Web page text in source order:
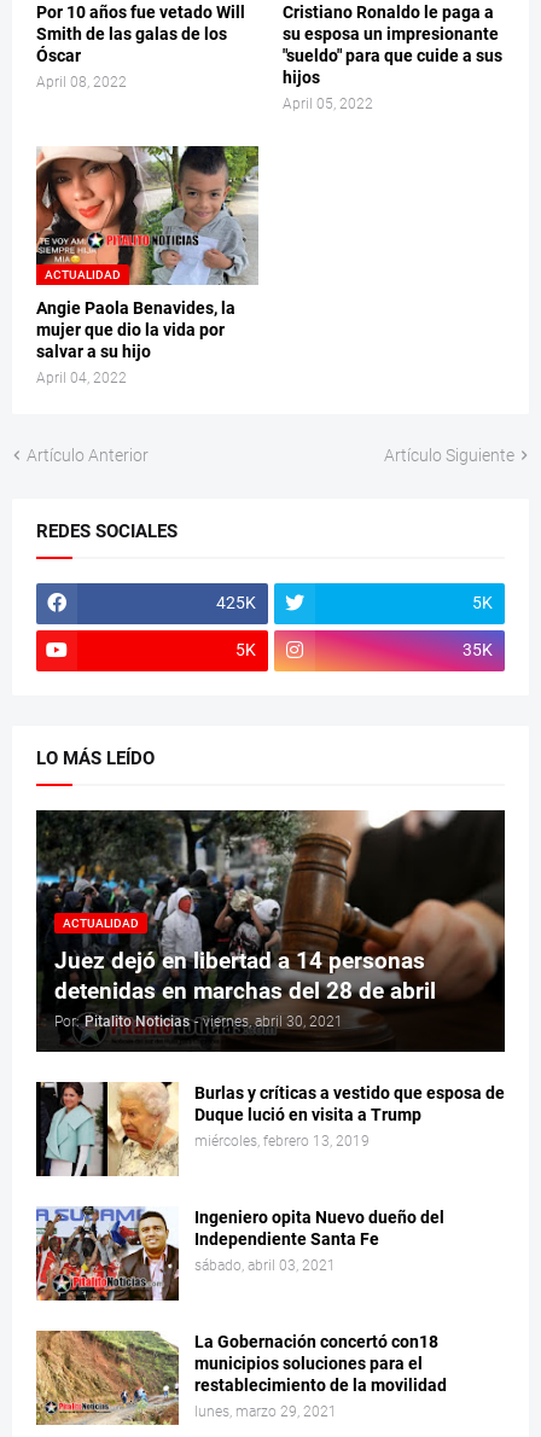
Por 10 años fue vetado Will
Smith de las galas de los
Óscar
April 08, 2022
Cristiano Ronaldo le paga a
su esposa un impresionante
"sueldo" para que cuide a sus
hijos
April 05, 2022
ACTUALIDAD
Angie Paola Benavides, la
mujer que dio la vida por
salvar a su hijo
April 04, 2022
Artículo Anterior Artículo Siguiente
REDES SOCIALES
425K 5K
5K 35K
LO MÁS LEÍDO
ACTUALIDAD
Juez dejó en libertad a 14 personas
detenidas en marchas del 28 de abril
Por: Pitalito Noticias - viernes, abril 30, 2021
Burlas y críticas a vestido que esposa de
Duque lució en visita a Trump
miércoles, febrero 13, 2019
Ingeniero opita Nuevo dueño del
Independiente Santa Fe
sábado, abril 03, 2021
La Gobernación concertó con18
municipios soluciones para el
restablecimiento de la movilidad
lunes, marzo 29, 2021